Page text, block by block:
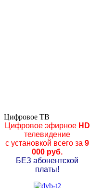
Цифровое ТВ
Цифровое эфирноеHD
телевидение
с установкой всего за 9
000 руб.
БЕЗ абонентской
платы!